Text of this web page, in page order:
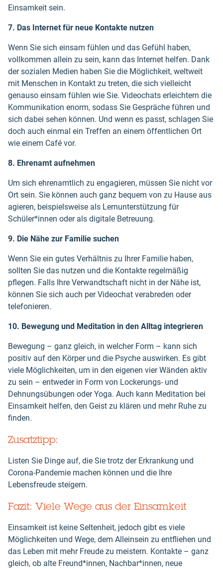
Einsamkeit sein.
7. Das Internet für neue Kontakte nutzen
Wenn Sie sich einsam fühlen und das Gefühl haben,
vollkommen allein zu sein, kann das Internet helfen. Dank
der sozialen Medien haben Sie die Möglichkeit, weltweit
mit Menschen in Kontakt zu treten, die sich vielleicht
genauso einsam fühlen wie Sie. Videochats erleichtern die
Kommunikation enorm, sodass Sie Gespräche führen und
sich dabei sehen können. Und wenn es passt, schlagen Sie
doch auch einmal ein Treffen an einem öffentlichen Ort
wie einem Café vor.
8. Ehrenamt aufnehmen
Um sich ehrenamtlich zu engagieren, müssen Sie nicht vor
Ort sein. Sie können auch ganz bequem von zu Hause aus
agieren, beispielsweise als Lernunterstützung für
Schüler*innen oder als digitale Betreuung.
9. Die Nähe zur Familie suchen
Wenn Sie ein gutes Verhältnis zu Ihrer Familie haben,
sollten Sie das nutzen und die Kontakte regelmäßig
pflegen. Falls Ihre Verwandtschaft nicht in der Nähe ist,
können Sie sich auch per Videochat verabreden oder
telefonieren.
10. Bewegung und Meditation in den Alltag integrieren
Bewegung – ganz gleich, in welcher Form – kann sich
positiv auf den Körper und die Psyche auswirken. Es gibt
viele Möglichkeiten, um in den eigenen vier Wänden aktiv
zu sein – entweder in Form von Lockerungs- und
Dehnungsübungen oder Yoga. Auch kann Meditation bei
Einsamkeit helfen, den Geist zu klären und mehr Ruhe zu
finden.
Zusatztipp:
Listen Sie Dinge auf, die Sie trotz der Erkrankung und
Corona-Pandemie machen können und die Ihre
Lebensfreude steigern.
Fazit: Viele Wege aus der Einsamkeit
Einsamkeit ist keine Seltenheit, jedoch gibt es viele
Möglichkeiten und Wege, dem Alleinsein zu entfliehen und
das Leben mit mehr Freude zu meistern. Kontakte – ganz
gleich, ob alte Freund*innen, Nachbar*innen, neue